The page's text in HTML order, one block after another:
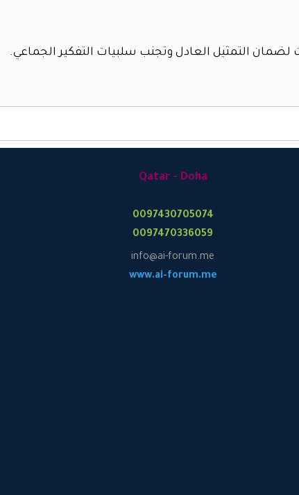
التمثيل العادل وتجنب سلبيات التفكير الجماعي.
Qatar - Doha
0097430705074
0097470336059
info@ai-forum.me
www.ai-forum.me